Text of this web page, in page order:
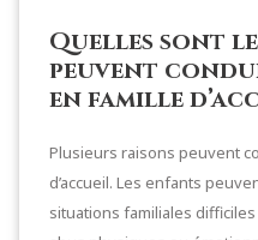
Quelles sont
peuvent
en famille
Plusieurs raisons peuvent
d’accueil. Les enfants
situations familiales